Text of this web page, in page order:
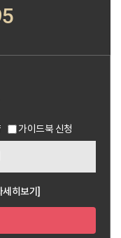
가이드북 신청
세히보기]